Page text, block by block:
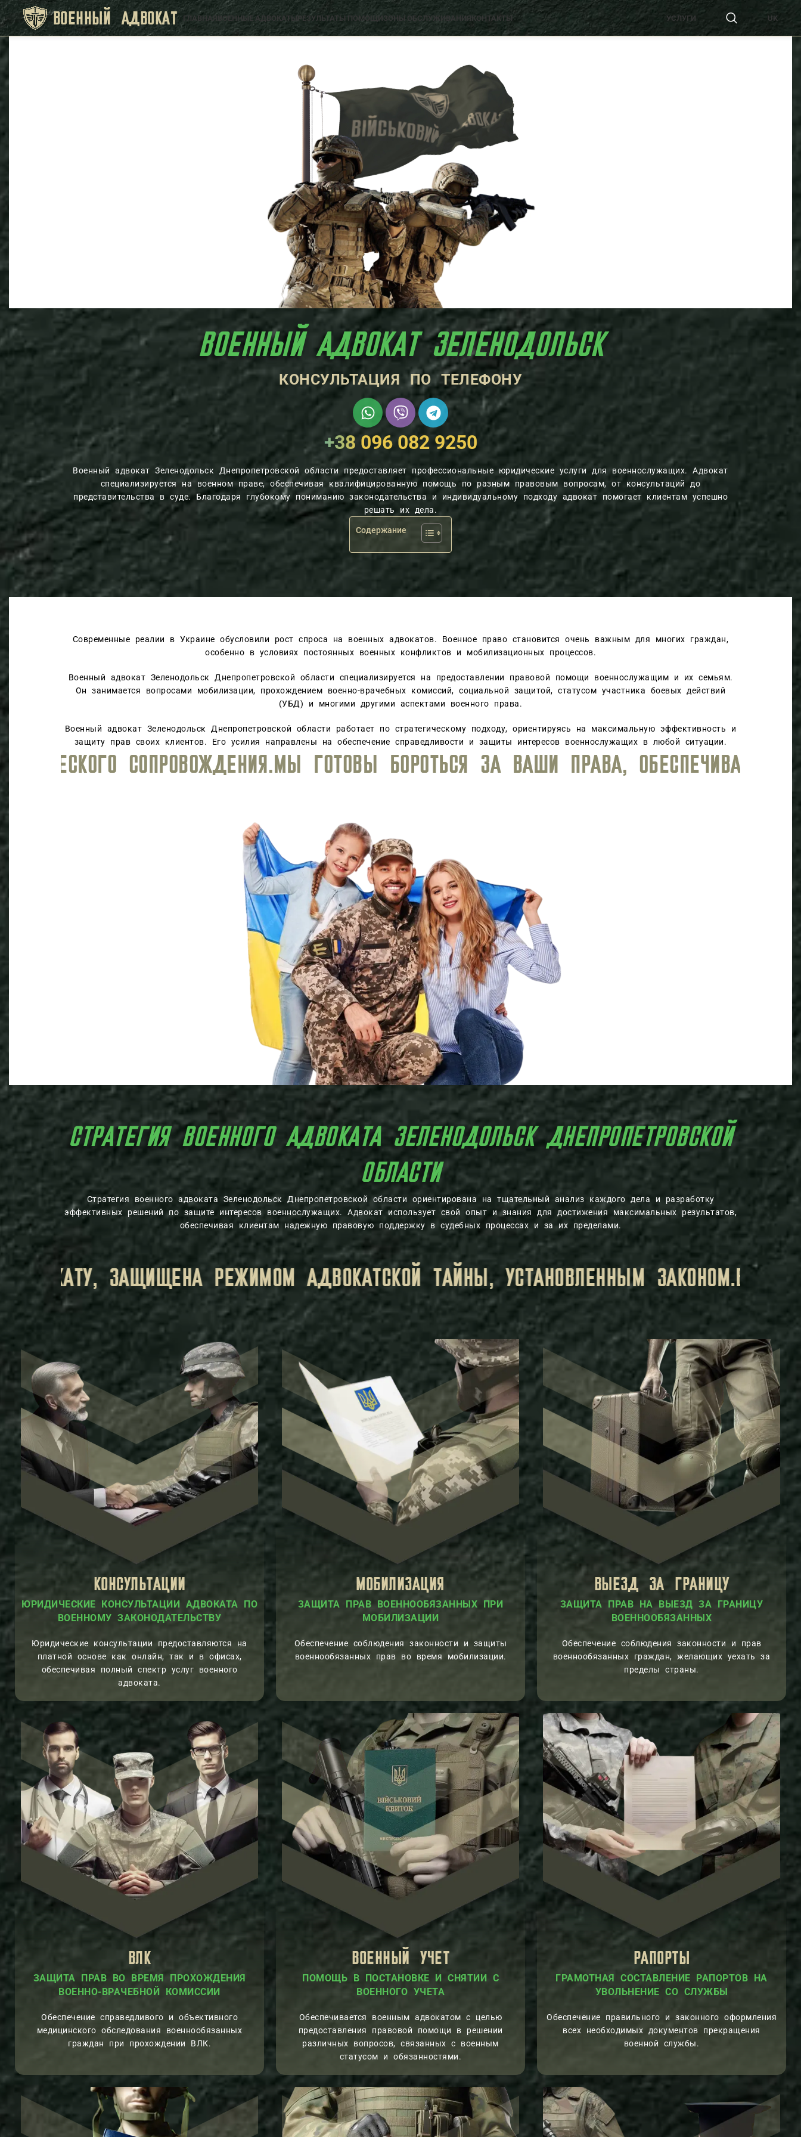
ВОЕННЫЙ АДВОКАТ ГЛАВНАЯВОЕННЫЕ АДВОКАТЫРЕЗУЛЬТАТЫ ПОМОЩИ ЗОНЫ ОБСЛУЖИВАНИЯ КОНТАКТЫ УСЛУГИ UK
ВОЕННЫЙ АДВОКАТ ЗЕЛЕНОДОЛЬСК
КОНСУЛЬТАЦИЯ ПО ТЕЛЕФОНУ
+38 096 082 9250
Военный адвокат Зеленодольск Днепропетровской области предоставляет профессиональные юридические услуги для военнослужащих. Адвокат
специализируется на военном праве, обеспечивая квалифицированную помощь по разным правовым вопросам, от консультаций до
представительства в суде. Благодаря глубокому пониманию законодательства и индивидуальному подходу адвокат помогает клиентам успешно
решать их дела.
Содержание
Современные реалии в Украине обусловили рост спроса на военных адвокатов. Военное право становится очень важным для многих граждан,
особенно в условиях постоянных военных конфликтов и мобилизационных процессов.
Военный адвокат Зеленодольск Днепропетровской области специализируется на предоставлении правовой помощи военнослужащим и их семьям.
Он занимается вопросами мобилизации, прохождением военно-врачебных комиссий, социальной защитой, статусом участника боевых действий
(УБД) и многими другими аспектами военного права.
Военный адвокат Зеленодольск Днепропетровской области работает по стратегическому подходу, ориентируясь на максимальную эффективность и
защиту прав своих клиентов. Его усилия направлены на обеспечение справедливости и защиты интересов военнослужащих в любой ситуации.
БОРОТЬСЯ ЗА ВАШИ ПРАВА, ОБЕСПЕЧИВАЯ ВЫСОКИЙ УРОВЕНЬ ЮРИДИЧЕСКОГО
СТРАТЕГИЯ ВОЕННОГО АДВОКАТА ЗЕЛЕНОДОЛЬСК ДНЕПРОПЕТРОВСКОЙ
ОБЛАСТИ
Стратегия военного адвоката Зеленодольск Днепропетровской области ориентирована на тщательный анализ каждого дела и разработку
эффективных решений по защите интересов военнослужащих. Адвокат использует свой опыт и знания для достижения максимальных результатов,
обеспечивая клиентам надежную правовую поддержку в судебных процессах и за их пределами.
УСТАНОВЛЕННЫМ ЗАКОНОМ.ВСЯ ЛИЧНАЯ ИНФОРМАЦИЯ, КОТОРУЮ ВЫ ПЕРЕДАЕТЕ
КОНСУЛЬТАЦИИ
ЮРИДИЧЕСКИЕ КОНСУЛЬТАЦИИ АДВОКАТА ПО
ВОЕННОМУ ЗАКОНОДАТЕЛЬСТВУ
Юридические консультации предоставляются на
платной основе как онлайн, так и в офисах,
обеспечивая полный спектр услуг военного
адвоката.
МОБИЛИЗАЦИЯ
ЗАЩИТА ПРАВ ВОЕННООБЯЗАННЫХ ПРИ
МОБИЛИЗАЦИИ
Обеспечение соблюдения законности и защиты
военнообязанных прав во время мобилизации.
ВЫЕЗД ЗА ГРАНИЦУ
ЗАЩИТА ПРАВ НА ВЫЕЗД ЗА ГРАНИЦУ
ВОЕННООБЯЗАННЫХ
Обеспечение соблюдения законности и прав
военнообязанных граждан, желающих уехать за
пределы страны.
ВЛК
ЗАЩИТА ПРАВ ВО ВРЕМЯ ПРОХОЖДЕНИЯ
ВОЕННО-ВРАЧЕБНОЙ КОМИССИИ
Обеспечение справедливого и объективного
медицинского обследования военнообязанных
граждан при прохождении ВЛК.
ВОЕННЫЙ УЧЕТ
ПОМОЩЬ В ПОСТАНОВКЕ И СНЯТИИ С
ВОЕННОГО УЧЕТА
Обеспечивается военным адвокатом с целью
предоставления правовой помощи в решении
различных вопросов, связанных с военным
статусом и обязанностями.
РАПОРТЫ
ГРАМОТНАЯ СОСТАВЛЕНИЕ РАПОРТОВ НА
УВОЛЬНЕНИЕ СО СЛУЖБЫ
Обеспечение правильного и законного оформления
всех необходимых документов прекращения
военной службы.